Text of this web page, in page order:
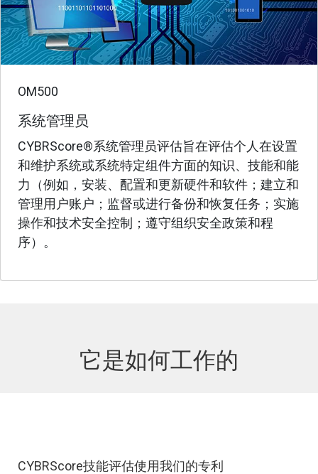
OM500
系统管理员
CYBRScore®系统管理员评估旨在评估个人在设置
和维护系统或系统特定组件方面的知识、技能和能
力（例如，安装、配置和更新硬件和软件；建立和
管理用户账户；监督或进行备份和恢复任务；实施
操作和技术安全控制；遵守组织安全政策和程
序）。
它是如何工作的
CYBRScore技能评估使用我们的专利